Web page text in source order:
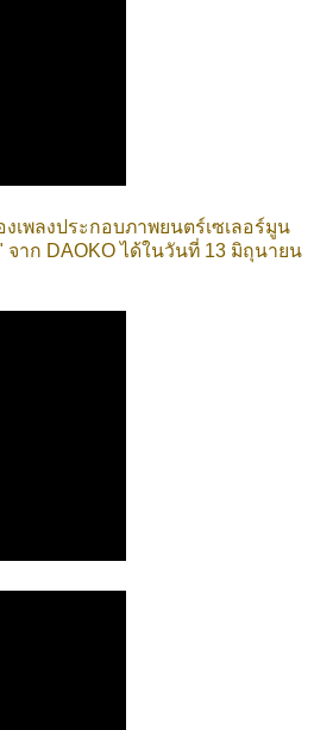
เพลงประกอบภาพยนตร์เซเลอร์มูน
จาก DAOKO ได้ในวันที่ 13 มิถุนายน